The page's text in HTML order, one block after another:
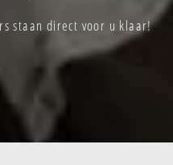
staan direct voor u klaar!